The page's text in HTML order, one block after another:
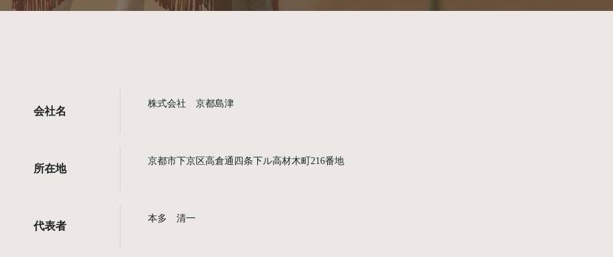
会社名
株式会社 京都島津
所在地
京都市下京区高倉通四条下ル高材木町216番地
代表者
本多 清一